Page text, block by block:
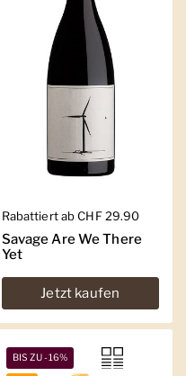
Regulärer Preis
Rabattiert ab CHF 29.90
Savage Are We There
Yet
Jetzt kaufen
BIS ZU -16%